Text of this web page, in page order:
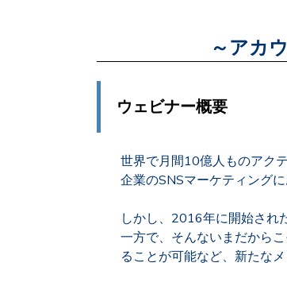
～アカ
ウェビナー概要
世界で月間10億人ものアク
企業のSNSマーケティング
しかし、2016年に開始され
一方で、そんないまだから
ることが可能など、新たなメ